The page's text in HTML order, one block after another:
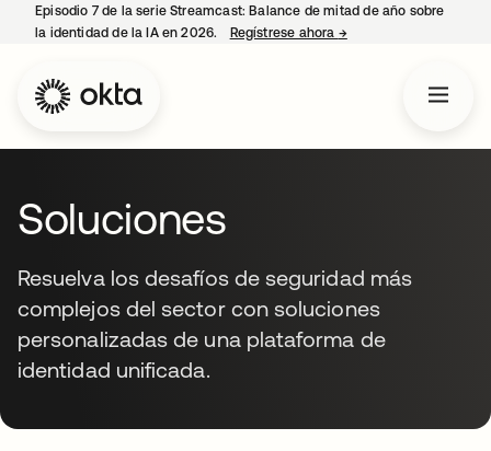
Episodio 7 de la serie Streamcast: Balance de mitad de año sobre
la identidad de la IA en 2026.
Regístrese ahora →se abre en una
Soluciones
Resuelva los desafíos de seguridad más
complejos del sector con soluciones
personalizadas de una plataforma de
identidad unificada.